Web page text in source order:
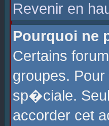
Revenir en
Pourquoi ne
Certains
groupes.
sp�ciale.
accorder cet